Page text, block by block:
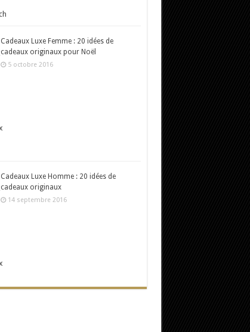
Cadeaux Luxe Femme : 20 idées de
cadeaux originaux pour Noël
5 octobre 2016
Cadeaux Luxe Homme : 20 idées de
cadeaux originaux
14 septembre 2016